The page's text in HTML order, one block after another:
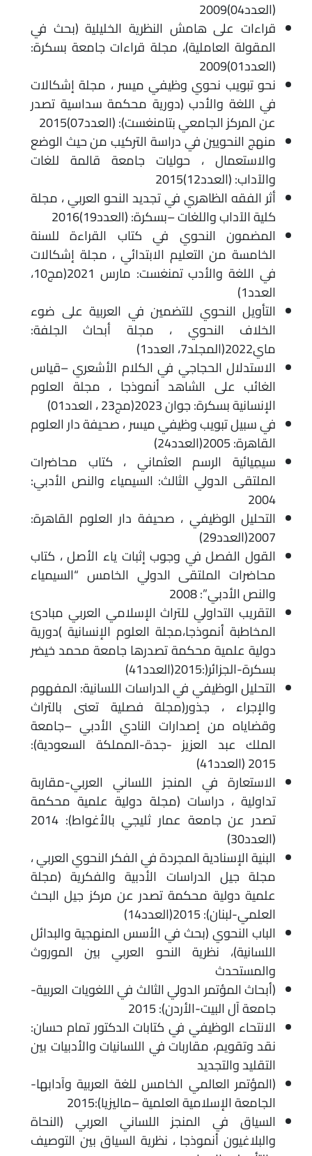
(العدد04)2009
قراءات على هامش النظرية الخليلية (بحث في
المقولة العاملية)، مجلة قراءات جامعة بسكرة:
(العدد01)2009
نحو تبويب نحوي وظيفي ميسر ، مجلة إشكالات
في اللغة والأدب (دورية محكمة سداسية تصدر
عن المركز الجامعي بتامنغست): (العدد07)2015
منهج النحويين في دراسة التركيب من حيث الوضع
والاستعمال ، حوليات جامعة قالمة للغات
والآداب: (العدد12)2015
أثر الفقه الظاهري في تجديد النحو العربي ، مجلة
كلية الآداب واللغات –بسكرة: (العدد19)2016
المضمون النحوي في كتاب القراءة للسنة
الخامسة من التعليم الابتدائي ، مجلة إشكالات
في اللغة والأدب تمنغست: مارس 2021(مج10،
العدد1)
التأويل النحوي للتضمين في العربية على ضوء
الخلاف النحوي ، مجلة أبحاث الجلفة:
ماي2022(المجلد7، العدد1)
الاستدلال الحجاجي في الكلام الأشعري –قياس
الغائب على الشاهد أنموذجا ، مجلة العلوم
الإنسانية بسكرة: جوان 2023(مج23 ، العدد01)
في سبيل تبويب وظيفي ميسر ، صحيفة دار العلوم
القاهرة: 2005(العدد24)
سيمِيائية الرسم العثماني ، كتاب محاضرات
الملتقى الدولي الثالث: السيمياء والنص الأدبي:
2004
التحليل الوظيفي ، صحيفة دار العلوم القاهرة:
2007(العدد29)
القول الفصل في وجوب إثبات ياء الأصل ، كتاب
محاضرات الملتقى الدولي الخامس “السيمياء
والنص الأدبي”: 2008
التقريب التداولي للتراث الإسلامي العربي مبادئ
المخاطبة أنموذجا،مجلة العلوم الإنسانية )دورية
دولية علمية محكمة تصدرها جامعة محمد خيضر
بسكرة-الجزائر(:2015(العدد41)
التحليل الوظيفي في الدراسات اللسانية: المفهوم
والإجراء ، جذور(مجلة فصلية تعنى بالتراث
وقضاياه من إصدارات النادي الأدبي –جامعة
الملك عبد العزيز -جدة-المملكة السعودية):
2015 (العدد41)
الاستعارة في المنجز اللساني العربي-مقاربة
تداولية ، دراسات (مجلة دولية علمية محكمة
تصدر عن جامعة عمار ثليجي بالأغواط): 2014
(العدد30)
البنية الإسنادية المجردة في الفكر النحوي العربي ،
مجلة جيل الدراسات الأدبية والفكرية (مجلة
علمية دولية محكمة تصدر عن مركز جيل البحث
العلمي-لبنان): 2015(العدد14)
الباب النحوي (بحث في الأسس المنهجية والبدائل
اللسانية)، نظرية النحو العربي بين الموروث
والمستحدث
(أبحاث المؤتمر الدولي الثالث في اللغويات العربية-
جامعة آل البيت-الأردن): 2015
الانتحاء الوظيفي في كتابات الدكتور تمام حسان:
نقد وتقويم، مقاربات في اللسانيات والأدبيات بين
التقليد والتجديد
(المؤتمر العالمي الخامس للغة العربية وآدابها-
الجامعة الإسلامية العلمية –ماليزيا):2015
السياق في المنجز اللساني العربي (النحاة
والبلاغيون أنموذجا ، نظرية السياق بين التوصيف